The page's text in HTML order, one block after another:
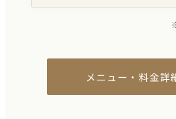
メニュー・料金詳